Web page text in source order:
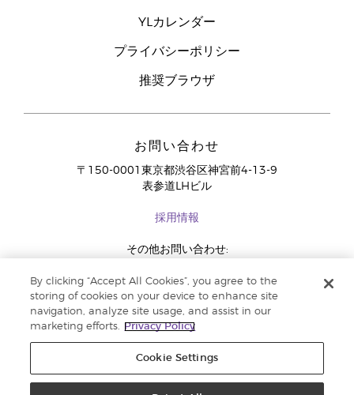
YLカレンダー
プライバシーポリシー
推奨ブラウザ
お問い合わせ
〒150-0001東京都渋谷区神宮前4-13-9
表参道LHビル
採用情報
その他お問い合わせ:
By clicking “Accept All Cookies”, you agree to the
storing of cookies on your device to enhance site
navigation, analyze site usage, and assist in our
marketing efforts.
Privacy Policy
Cookie Settings